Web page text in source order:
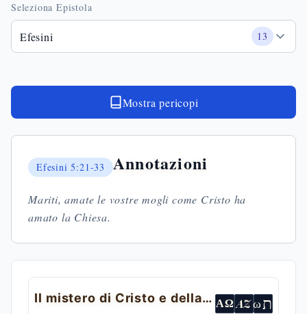
Seleziona Epistola
Efesini 13
Mostra pericopi
Efesini 5:21-33 Annotazioni
Mariti, amate le vostre mogli come Cristo ha
amato la Chiesa.
Il mistero di Cristo e della Chiesa ΑΩ AZωת